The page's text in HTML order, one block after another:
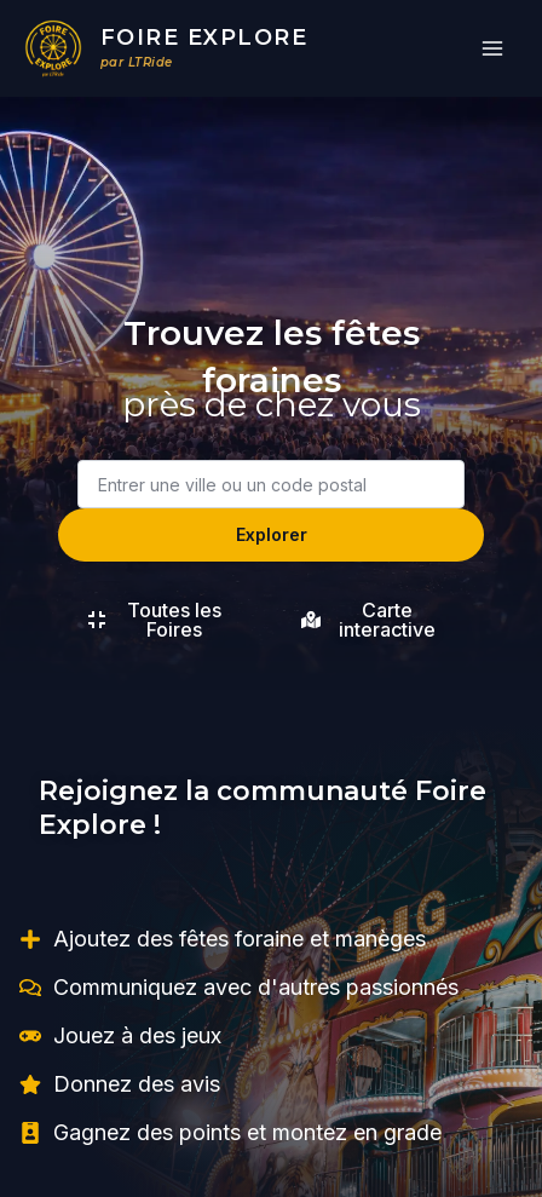
contenu
FOIRE EXPLORE
par LTRide
Trouvez les fêtes
foraines
près de chez vous
ou
postal
Explorer
Toutes les
Foires
Carte
interactive
Rejoignez la communauté Foire
Explore !
Ajoutez des fêtes foraine et manèges
Communiquez avec d'autres passionnés
Jouez à des jeux
Donnez des avis
Gagnez des points et montez en grade